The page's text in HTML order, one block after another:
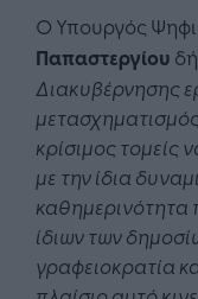
Ο Υπουργός
Παπαστεργίου
Διακυβέρνησης
κρίσιμος τομείς
με την ίδια
καθημερινότητα
ίδιων των
γραφειοκρατία